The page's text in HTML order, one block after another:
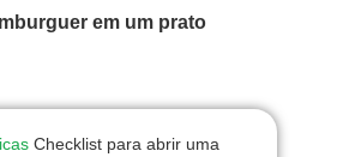
Checklist para abrir uma